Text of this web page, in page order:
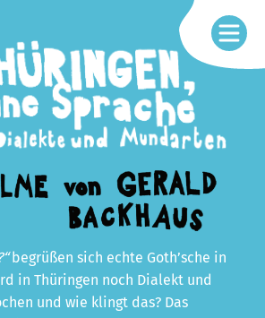
begrüßen sich echte Goth’sche in
in Thüringen noch Dialekt und
und wie klingt das? Das